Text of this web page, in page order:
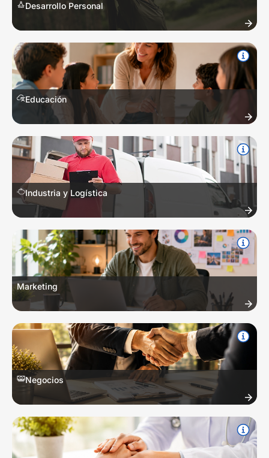
Desarrollo Personal
Finanzas personales, ortografía, técnicas de redacción, liderazgo y
resiliencia.
Educación
Métodos de enseñanza, diseño curricular, evaluación, inclusión y
herramientas pedagógicas.
Industria y Logística
Cadena de suministro, gestión de inventarios, procesos industriales y
almacenamiento.
Marketing
Estrategia digital, gestión de redes sociales, SEO, branding y
comportamiento del consumidor
Negocios
Creación de empresas, administración, finanzas corporativas, ventas y
modelos de negocio.